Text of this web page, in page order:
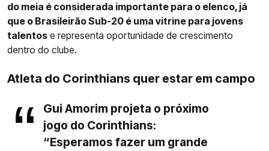
do meia é considerada importante para o elenco, já
que o Brasileirão Sub-20 é uma vitrine para jovens
talentos e representa oportunidade de crescimento
dentro do clube.
Atleta do Corinthians quer estar em campo
Gui Amorim projeta o próximo
jogo do Corinthians:
“Esperamos fazer um grande